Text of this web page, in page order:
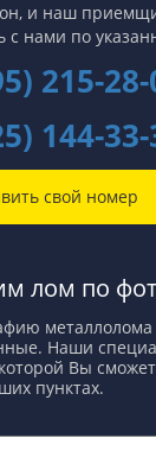
и наш
с нами по
215-
144-
свой номер
лом по
металлолома
Наши
Вы
пунктах.